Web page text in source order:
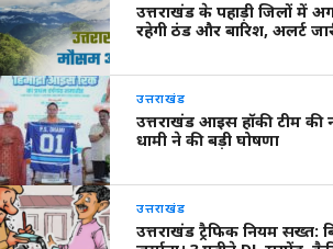
उत्तराखंड के पहाड़ी जिलों में
रहेगी ठंड और बारिश, अलर्ट
उत्तराखंड
उत्तराखंड आइस हॉकी टीम की
धामी ने की बड़ी घोषणा
उत्तराखंड
उत्तराखंड ट्रैफिक नियम सख्त: